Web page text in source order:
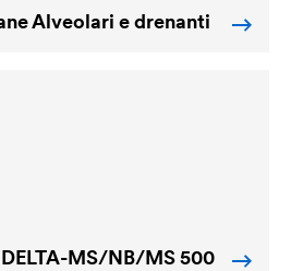
Alveolari e drenanti
DELTA-MS/NB/MS 500